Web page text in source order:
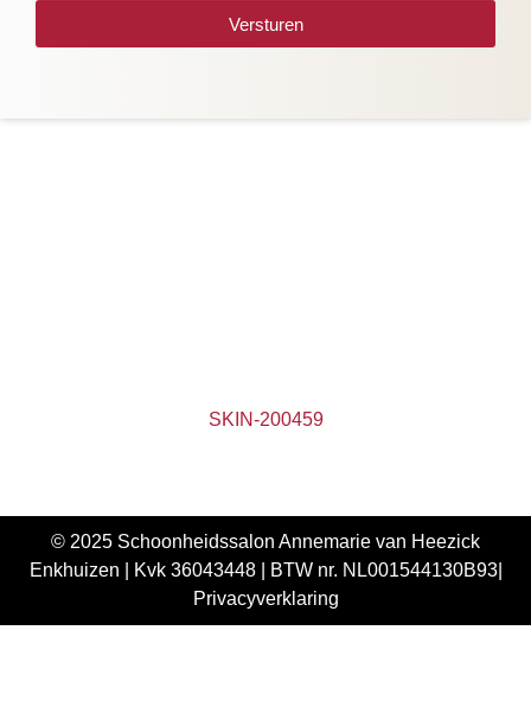
Versturen
SKIN-200459
© 2025 Schoonheidssalon Annemarie van Heezick
Enkhuizen |
Kvk 36043448 |
BTW nr. NL001544130B93|
Privacyverklaring